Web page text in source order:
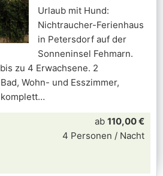
Urlaub mit Hund:
Nichtraucher-Ferienhaus
in Petersdorf auf der
Sonneninsel Fehmarn.
zu 4 Erwachsene. 2
Wohn- und Esszimmer,
ab 110,00 €
4 Personen / Nacht